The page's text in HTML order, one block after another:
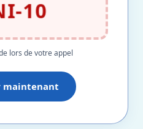
10
lors de votre appel
maintenant